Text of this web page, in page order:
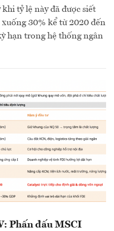
tỷ lệ này đã được siết
30% kể từ 2020 đến
hạn trong hệ thống ngân
Phấn đấu MSCI